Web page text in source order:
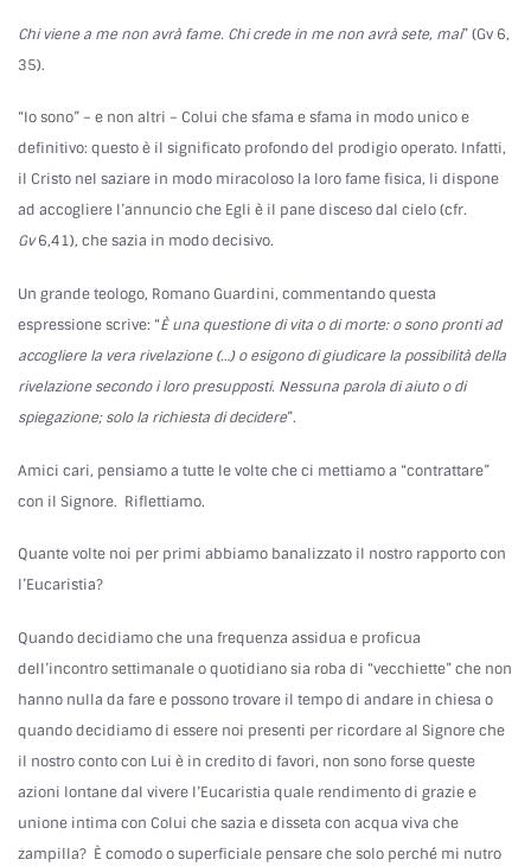
Chi viene a me non avrà fame. Chi crede in me non avrà sete, mai” (Gv 6,
35).
“Io sono” – e non altri – Colui che sfama e sfama in modo unico e
definitivo: questo è il significato profondo del prodigio operato. Infatti,
il Cristo nel saziare in modo miracoloso la loro fame fisica, li dispone
ad accogliere l’annuncio che Egli è il pane disceso dal cielo (cfr.
Gv6,41), che sazia in modo decisivo.
Un grande teologo, Romano Guardini, commentando questa
espressione scrive: “È una questione di vita o di morte: o sono pronti ad
accogliere la vera rivelazione (…) o esigono di giudicare la possibilità della
rivelazione secondo i loro presupposti. Nessuna parola di aiuto o di
spiegazione; solo la richiesta di decidere”.
Amici cari, pensiamo a tutte le volte che ci mettiamo a “contrattare”
con il Signore. Riflettiamo.
Quante volte noi per primi abbiamo banalizzato il nostro rapporto con
l’Eucaristia?
Quando decidiamo che una frequenza assidua e proficua
dell’incontro settimanale o quotidiano sia roba di “vecchiette” che non
hanno nulla da fare e possono trovare il tempo di andare in chiesa o
quando decidiamo di essere noi presenti per ricordare al Signore che
il nostro conto con Lui è in credito di favori, non sono forse queste
azioni lontane dal vivere l’Eucaristia quale rendimento di grazie e
unione intima con Colui che sazia e disseta con acqua viva che
zampilla? È comodo o superficiale pensare che solo perché mi nutro